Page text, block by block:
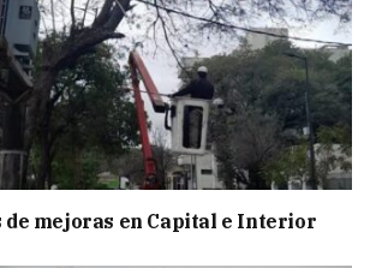
de mejoras en Capital e Interior